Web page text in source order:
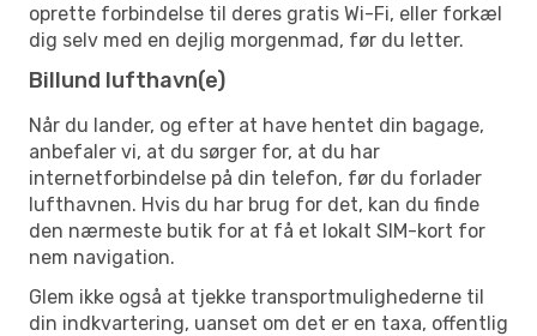
oprette forbindelse til deres gratis Wi-Fi, eller forkæl
dig selv med en dejlig morgenmad, før du letter.
Billund lufthavn(e)
Når du lander, og efter at have hentet din bagage,
anbefaler vi, at du sørger for, at du har
internetforbindelse på din telefon, før du forlader
lufthavnen. Hvis du har brug for det, kan du finde
den nærmeste butik for at få et lokalt SIM-kort for
nem navigation.
Glem ikke også at tjekke transportmulighederne til
din indkvartering, uanset om det er en taxa, offentlig